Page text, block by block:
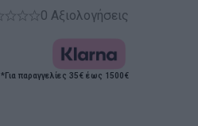
0 Αξιολογήσεις
*Για παραγγελίες 35€ έως 1500€